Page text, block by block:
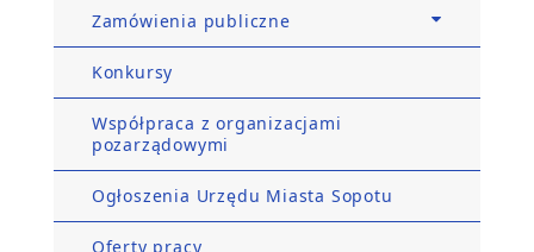
Zamówienia publiczne
Konkursy
Współpraca z organizacjami
pozarządowymi
Ogłoszenia Urzędu Miasta Sopotu
Oferty pracy